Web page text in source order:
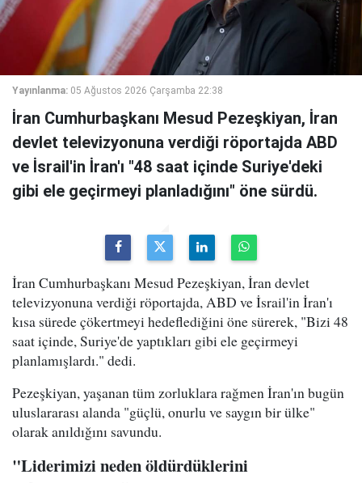
Yayınlanma: 05 Ağustos 2026 Çarşamba 22:38
İran Cumhurbaşkanı Mesud Pezeşkiyan, İran
devlet televizyonuna verdiği röportajda ABD
ve İsrail'in İran'ı "48 saat içinde Suriye'deki
gibi ele geçirmeyi planladığını" öne sürdü.
İran Cumhurbaşkanı Mesud Pezeşkiyan, İran devlet
televizyonuna verdiği röportajda, ABD ve İsrail'in İran'ı
kısa sürede çökertmeyi hedeflediğini öne sürerek, "Bizi 48
saat içinde, Suriye'de yaptıkları gibi ele geçirmeyi
planlamışlardı." dedi.
Pezeşkiyan, yaşanan tüm zorluklara rağmen İran'ın bugün
uluslararası alanda "güçlü, onurlu ve saygın bir ülke"
olarak anıldığını savundu.
"Liderimizi neden öldürdüklerini